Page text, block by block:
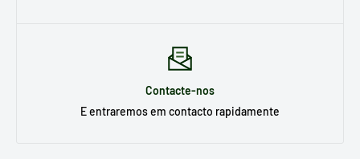
Contacte-nos
E entraremos em contacto rapidamente